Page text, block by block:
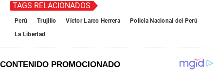
TAGS RELACIONADOS
Perú Trujillo Víctor Larco Herrera
Policía Nacional del Perú
La Libertad